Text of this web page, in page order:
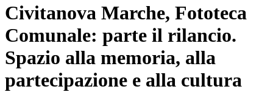
Civitanova Marche, Fototeca
Comunale: parte il rilancio.
Spazio alla memoria, alla
partecipazione e alla cultura